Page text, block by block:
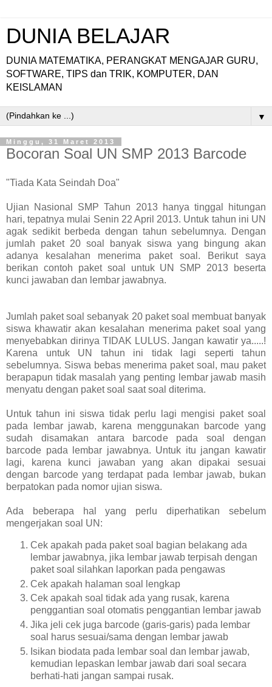
DUNIA BELAJAR
DUNIA MATEMATIKA, PERANGKAT MENGAJAR GURU,
SOFTWARE, TIPS dan TRIK, KOMPUTER, DAN
KEISLAMAN
▼
Minggu, 31 Maret 2013
Bocoran Soal UN SMP 2013 Barcode
"Tiada Kata Seindah Doa"
Ujian Nasional SMP Tahun 2013 hanya tinggal hitungan
hari, tepatnya mulai Senin 22 April 2013. Untuk tahun ini UN
agak sedikit berbeda dengan tahun sebelumnya. Dengan
jumlah paket 20 soal banyak siswa yang bingung akan
adanya kesalahan menerima paket soal. Berikut saya
berikan contoh paket soal untuk UN SMP 2013 beserta
kunci jawaban dan lembar jawabnya.
Jumlah paket soal sebanyak 20 paket soal membuat banyak
siswa khawatir akan kesalahan menerima paket soal yang
menyebabkan dirinya TIDAK LULUS. Jangan kawatir ya.....!
Karena untuk UN tahun ini tidak lagi seperti tahun
sebelumnya. Siswa bebas menerima paket soal, mau paket
berapapun tidak masalah yang penting lembar jawab masih
menyatu dengan paket soal saat soal diterima.
Untuk tahun ini siswa tidak perlu lagi mengisi paket soal
pada lembar jawab, karena menggunakan barcode yang
sudah disamakan antara barcode pada soal dengan
barcode pada lembar jawabnya. Untuk itu jangan kawatir
lagi, karena kunci jawaban yang akan dipakai sesuai
dengan barcode yang terdapat pada lembar jawab, bukan
berpatokan pada nomor ujian siswa.
Ada beberapa hal yang perlu diperhatikan sebelum
mengerjakan soal UN:
Cek apakah pada paket soal bagian belakang ada
lembar jawabnya, jika lembar jawab terpisah dengan
paket soal silahkan laporkan pada pengawas
Cek apakah halaman soal lengkap
Cek apakah soal tidak ada yang rusak, karena
penggantian soal otomatis penggantian lembar jawab
Jika jeli cek juga barcode (garis-garis) pada lembar
soal harus sesuai/sama dengan lembar jawab
Isikan biodata pada lembar soal dan lembar jawab,
kemudian lepaskan lembar jawab dari soal secara
berhati-hati jangan sampai rusak.